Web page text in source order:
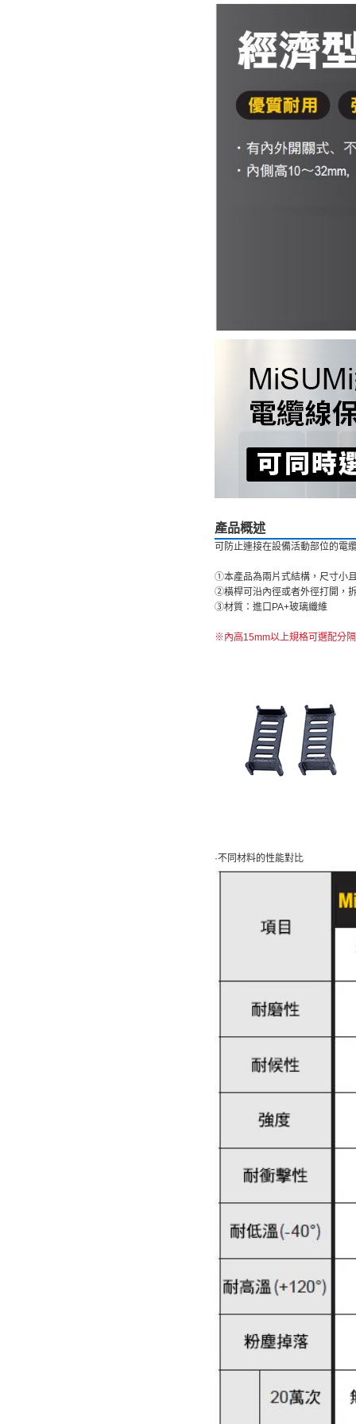
產品概述
可防止連接在設備活動部位的電
①本產品為兩片式結構，尺寸小
②橫桿可沿內徑或者外徑打開，
③材質：進口PA+玻璃纖維
※內高15mm以上規格可選配分
·不同材料的性能對比